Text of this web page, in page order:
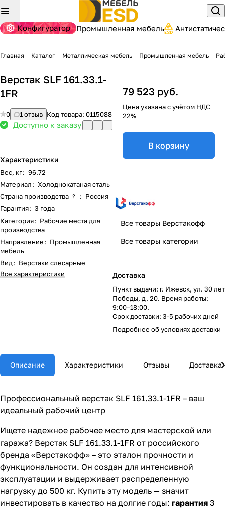
Конфигуратор Промышленная мебель
Главная Каталог Металлическая мебель Промышленная мебель
Верстак SLF 161.33.1-
1FR
0 1 отзыв Код товара: 0115088
Доступно к заказу
Характеристики
Вес, кг: 96.72
Материал: Холоднокатаная сталь
Страна производства ? : Россия
Гарантия: 3 года
Категория: Рабочие места для
производства
Направление: Промышленная
мебель
Вид: Верстаки слесарные
Все характеристики
79 523 руб.
Цена указана с учётом НДС
22%
В корзину
Все товары Верстакофф
Все товары категории
Доставка
Пункт выдачи: г. Ижевск, ул. 30 лет
Победы, д. 20. Время работы:
9:00–18:00.
Срок доставки: 3-5 рабочих дней
Подробнее обусловиях доставки
Описание Характеристики Отзывы Доставка
Профессиональный верстак SLF 161.33.1-1FR – ваш
идеальный рабочий центр
Ищете надежное рабочее место для мастерской или
гаража? Верстак SLF 161.33.1-1FR от российского
бренда «Верстакофф» – это эталон прочности и
функциональности. Он создан для интенсивной
эксплуатации и выдерживает распределенную
нагрузку до 500 кг. Купить эту модель — значит
инвестировать в качество на долгие годы: гарантия 3